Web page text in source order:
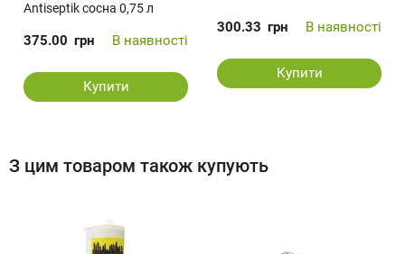
Antiseptik сосна 0,75 л
375.00 грн В наявності
Купити
300.33 грн В наявності
Купити
З цим товаром також купують